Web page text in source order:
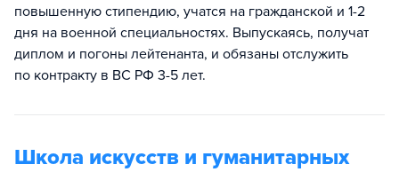
повышенную стипендию, учатся на гражданской и 1-2
дня на военной специальностях. Выпускаясь, получат
диплом и погоны лейтенанта, и обязаны отслужить
по контракту в ВС РФ 3-5 лет.
Школа искусств и гуманитарных